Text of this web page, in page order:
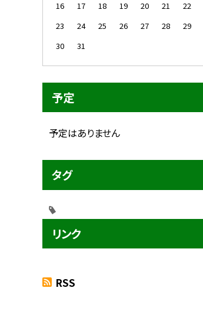
16
17 18 19 20 21
22
23
24 25 26 27 28
29
30
31
予定
予定はありません
タグ
リンク
RSS